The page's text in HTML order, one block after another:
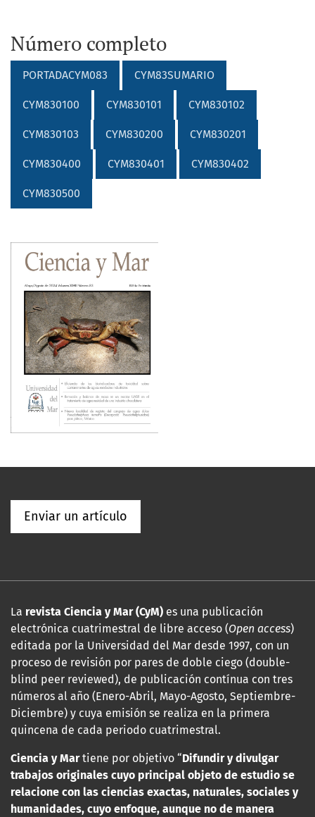
Número completo
PORTADACYM083 CYM83SUMARIO
CYM830100 CYM830101 CYM830102
CYM830103 CYM830200 CYM830201
CYM830400 CYM830401 CYM830402
CYM830500
Enviar un artículo
La revista Ciencia y Mar (CyM) es una publicación
electrónica cuatrimestral de libre acceso (Open access)
editada por la Universidad del Mar desde 1997, con un
proceso de revisión por pares de doble ciego (double-
blind peer reviewed), de publicación contínua con tres
números al año (Enero-Abril, Mayo-Agosto, Septiembre-
Diciembre) y cuya emisión se realiza en la primera
quincena de cada periodo cuatrimestral.
Ciencia y Martiene por objetivo “Difundir y divulgar
trabajos originales cuyo principal objeto de estudio se
relacione con las ciencias exactas, naturales, sociales y
humanidades, cuyo enfoque, aunque no de manera